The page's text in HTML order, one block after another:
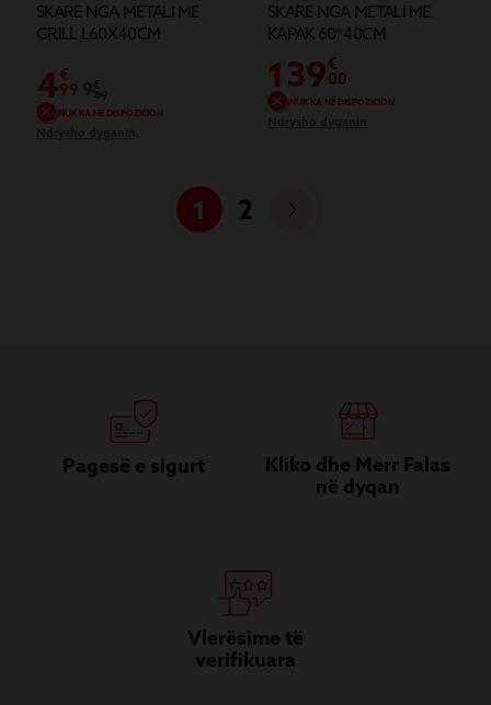
SKARE NGA METALI ME
GRILL L60X40CM
4€
99
NUK KA NË DISPOZICION
SKARE NGA METALI ME
KAPAK 60*40CM
139€
00
NUK KA NË DISPOZICION
1 2
Pagesë e sigurt
Kliko dhe Merr Falas
në dyqan
Vlerësime të
verifikuara